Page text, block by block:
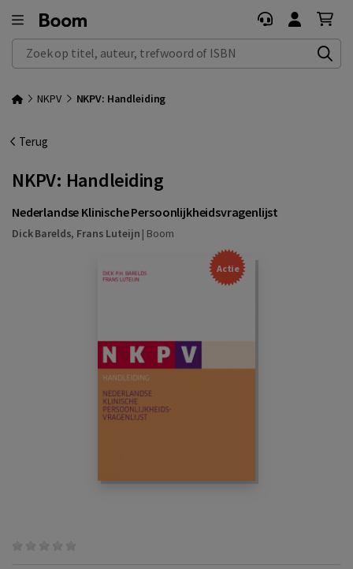
Zoek op titel, auteur, trefwoord of ISBN
NKPV NKPV: Handleiding
Terug
NKPV: Handleiding
Nederlandse Klinische Persoonlijkheidsvragenlijst
Dick Barelds, Frans Luteijn | Boom
Actie